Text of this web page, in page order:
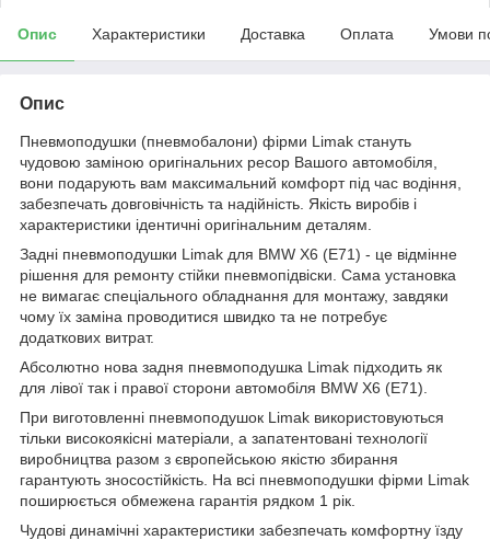
Опис Характеристики Доставка Оплата Умови
Опис
Пневмоподушки (пневмобалони) фірми Limak стануть
чудовою заміною оригінальних ресор Вашого автомобіля,
вони подарують вам максимальний комфорт під час водіння,
забезпечать довговічність та надійність. Якість виробів і
характеристики ідентичні оригінальним деталям.
Задні пневмоподушки Limak для BMW X6 (E71) - це відмінне
рішення для ремонту стійки пневмопідвіски. Сама установка
не вимагає спеціального обладнання для монтажу, завдяки
чому їх заміна проводитися швидко та не потребує
додаткових витрат.
Абсолютно нова задня пневмоподушка Limak підходить як
для лівої так і правої сторони автомобіля BMW X6 (E71).
При виготовленні пневмоподушок Limak використовуються
тільки високоякісні матеріали, а запатентовані технології
виробництва разом з європейською якістю збирання
гарантують зносостійкість. На всі пневмоподушки фірми Limak
поширюється обмежена гарантія рядком 1 рік.
Чудові динамічні характеристики забезпечать комфортну їзду